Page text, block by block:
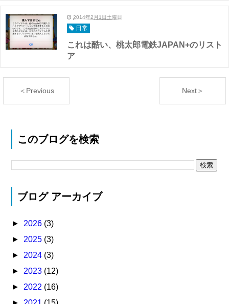
2014年2月1日土曜日
日常
これは酷い、桃太郎電鉄JAPAN+のリスト
ア
＜Previous Next＞
このブログを検索
ブログ アーカイブ
► 2026 (3)
► 2025 (3)
► 2024 (3)
► 2023 (12)
► 2022 (16)